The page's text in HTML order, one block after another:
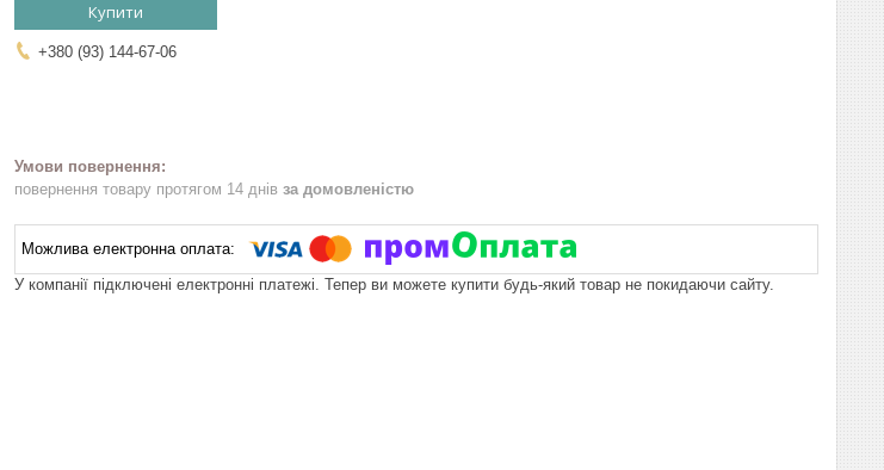
Купити
+380 (93) 144-67-06
повернення товару протягом 14 днів за домовленістю
У компанії підключені електронні платежі. Тепер ви можете купити будь-який товар не покидаючи сайту.